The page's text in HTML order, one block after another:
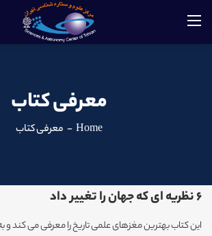
معرفی کتاب
Home
- معرفی کتاب
6 نظریه ای که جهان را تغییر داد
این کتاب بهترین مغزهای علمی تاریخ را معرفی می کند